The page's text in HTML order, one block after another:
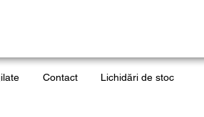
Contact Lichidări de stoc